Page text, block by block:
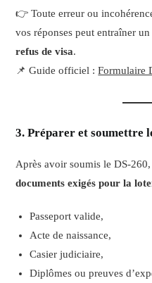
👉 Toute erreur ou
vos réponses peut entraîner
refus de visa.
📌 Guide officiel :Formulaire
3. Préparer et soumettre
Après avoir soumis le DS-
documents exigés pour la
Passeport valide,
Acte de naissance,
Casier judiciaire,
Diplômes ou preuves